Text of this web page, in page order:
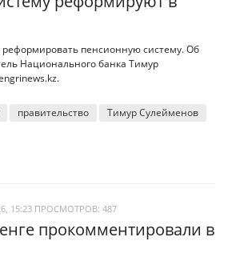
реформировать пенсионную систему. Об
Национального банка Тимур
правительство Тимур Сулейменов
15:23 ПРОСМОТРОВ: 487
прокомментировали в